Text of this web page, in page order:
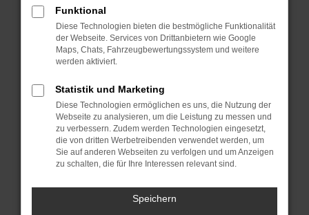
Überprüfe deine Firewall und deine
Internetverbindung.
Laden andere Webseiten, zum Beispiel deine
Suchmaschine?
Manche Erweiterungen, wie Werbeblocker,
können das Laden bestimmter Seiten
verhindern. Funktioniert die Seite in einem
anderen Browser oder in einem privaten
Fenster?
Das kann manchmal helfen, vorübergehende
Probleme zu beheben.
Funktional
Diese Technologien bieten die bestmögliche Funktionalität
der Webseite. Services von Drittanbietern wie Google
Maps, Chats, Fahrzeugbewertungssystem und weitere
werden aktiviert.
Statistik und Marketing
Diese Technologien ermöglichen es uns, die Nutzung der
Webseite zu analysieren, um die Leistung zu messen und
zu verbessern. Zudem werden Technologien eingesetzt,
die von dritten Werbetreibenden verwendet werden, um
Sie auf anderen Webseiten zu verfolgen und um Anzeigen
zu schalten, die für Ihre Interessen relevant sind.
Speichern